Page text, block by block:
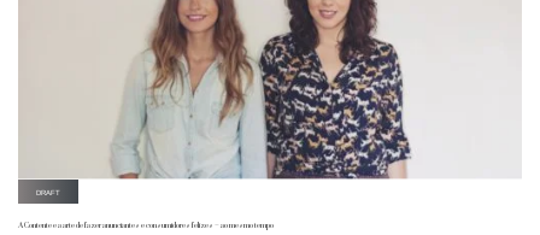
DRAFT
A Contente e a arte de fazer anunciantes e consumidores felizes – ao mesmo tempo